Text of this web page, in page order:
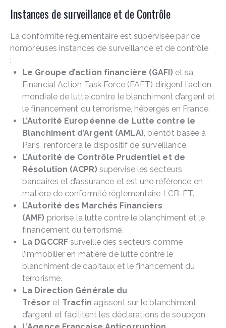
Instances de surveillance et de Contrôle
La conformité réglementaire est supervisée par de
nombreuses instances de surveillance et de contrôle
:
Le Groupe d’action financière (GAFI) et sa
Financial Action Task Force (FAFT) dirigent l’action
mondiale de lutte contre le blanchiment d’argent et
le financement du terrorisme, hébergés en France.
L’Autorité Européenne de Lutte contre le
Blanchiment d’Argent (AMLA), bientôt basée à
Paris, renforcera le dispositif de surveillance.
L’Autorité de Contrôle Prudentiel et de
Résolution (ACPR) supervise les secteurs
bancaires et d’assurance et est une référence en
matière de conformité réglementaire LCB-FT.
L’Autorité des Marchés Financiers
(AMF) priorise la lutte contre le blanchiment et le
financement du terrorisme.
La DGCCRFsurveille des secteurs comme
l’immobilier en matière de lutte contre le
blanchiment de capitaux et le financement du
terrorisme.
La Direction Générale du
Trésor et Tracfin agissent sur le blanchiment
d’argent et facilitent les déclarations de soupçon.